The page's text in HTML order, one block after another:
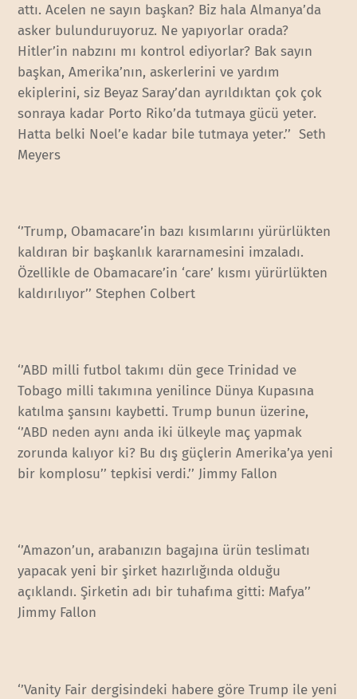
attı. Acelen ne sayın başkan? Biz hala Almanya’da
asker bulunduruyoruz. Ne yapıyorlar orada?
Hitler’in nabzını mı kontrol ediyorlar? Bak sayın
başkan, Amerika’nın, askerlerini ve yardım
ekiplerini, siz Beyaz Saray’dan ayrıldıktan çok çok
sonraya kadar Porto Riko’da tutmaya gücü yeter.
Hatta belki Noel’e kadar bile tutmaya yeter.’’ Seth
Meyers
‘’Trump, Obamacare’in bazı kısımlarını yürürlükten
kaldıran bir başkanlık kararnamesini imzaladı.
Özellikle de Obamacare’in ‘care’ kısmı yürürlükten
kaldırılıyor’’ Stephen Colbert
‘’ABD milli futbol takımı dün gece Trinidad ve
Tobago milli takımına yenilince Dünya Kupasına
katılma şansını kaybetti. Trump bunun üzerine,
‘’ABD neden aynı anda iki ülkeyle maç yapmak
zorunda kalıyor ki? Bu dış güçlerin Amerika’ya yeni
bir komplosu’’ tepkisi verdi.’’ Jimmy Fallon
‘’Amazon’un, arabanızın bagajına ürün teslimatı
yapacak yeni bir şirket hazırlığında olduğu
açıklandı. Şirketin adı bir tuhafıma gitti: Mafya’’
Jimmy Fallon
‘’Vanity Fair dergisindeki habere göre Trump ile yeni